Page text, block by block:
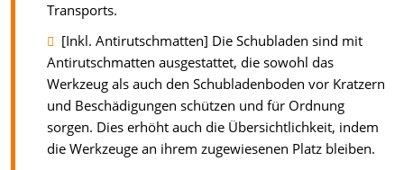
Transports.
[Inkl. Antirutschmatten] Die Schubladen sind mit
Antirutschmatten ausgestattet, die sowohl das
Werkzeug als auch den Schubladenboden vor Kratzern
und Beschädigungen schützen und für Ordnung
sorgen. Dies erhöht auch die Übersichtlichkeit, indem
die Werkzeuge an ihrem zugewiesenen Platz bleiben.